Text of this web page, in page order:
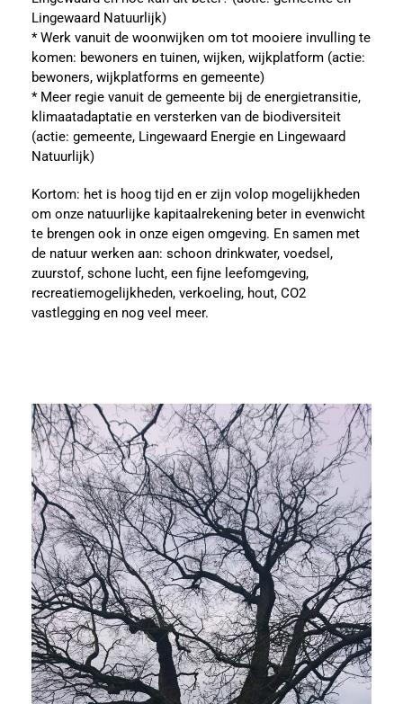
Lingewaard Natuurlijk)
* Werk vanuit de woonwijken om tot mooiere invulling te
komen: bewoners en tuinen, wijken, wijkplatform (actie:
bewoners, wijkplatforms en gemeente)
* Meer regie vanuit de gemeente bij de energietransitie,
klimaatadaptatie en versterken van de biodiversiteit
(actie: gemeente, Lingewaard Energie en Lingewaard
Natuurlijk)
Kortom: het is hoog tijd en er zijn volop mogelijkheden
om onze natuurlijke kapitaalrekening beter in evenwicht
te brengen ook in onze eigen omgeving. En samen met
de natuur werken aan: schoon drinkwater, voedsel,
zuurstof, schone lucht, een fijne leefomgeving,
recreatiemogelijkheden, verkoeling, hout, CO2
vastlegging en nog veel meer.